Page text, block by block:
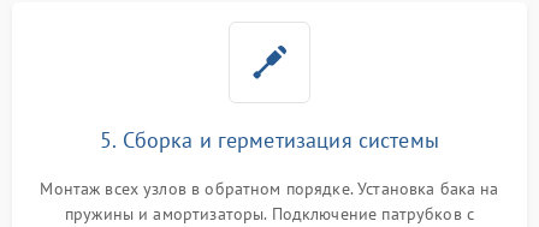
5. Сборка и герметизация системы
Монтаж всех узлов в обратном порядке. Установка бака на
пружины и амортизаторы. Подключение патрубков с